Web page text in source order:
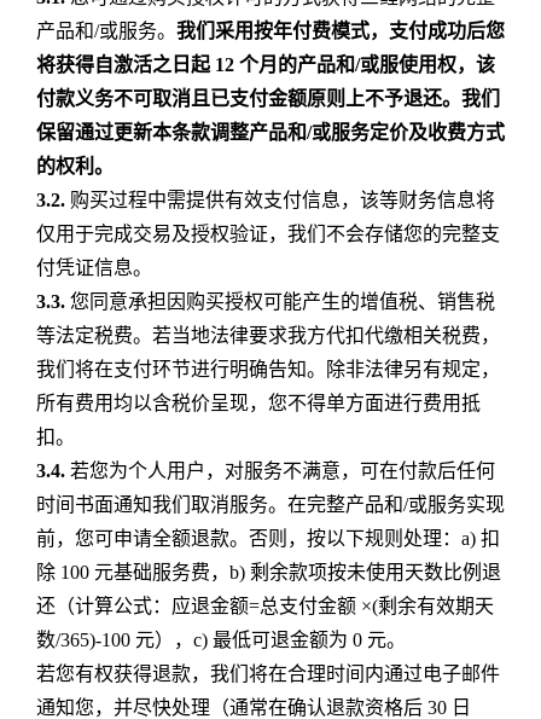
产品和/或服务。 我们采用按年付费模式，支付成功后您
将获得自激活之日起 12 个月的产品和/或服使用权，该
付款义务不可取消且已支付金额原则上不予退还。我们
保留通过更新本条款调整产品和/或服务定价及收费方式
的权利。
3.2.购买过程中需提供有效支付信息，该等财务信息将
仅用于完成交易及授权验证，我们不会存储您的完整支
付凭证信息。
3.3.您同意承担因购买授权可能产生的增值税、销售税
等法定税费。若当地法律要求我方代扣代缴相关税费，
我们将在支付环节进行明确告知。除非法律另有规定，
所有费用均以含税价呈现，您不得单方面进行费用抵
扣。
3.4.若您为个人用户，对服务不满意，可在付款后任何
时间书面通知我们取消服务。在完整产品和/或服务实现
前，您可申请全额退款。否则，按以下规则处理：a) 扣
除 100 元基础服务费，b) 剩余款项按未使用天数比例退
还（计算公式：应退金额=总支付金额 ×(剩余有效期天
数/365)-100 元），c) 最低可退金额为 0 元。
若您有权获得退款，我们将在合理时间内通过电子邮件
通知您，并尽快处理（通常在确认退款资格后 30 日